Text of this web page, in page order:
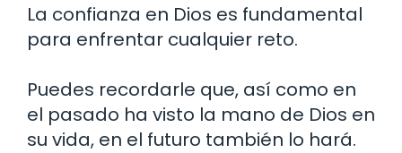
La confianza en Dios es fundamental
para enfrentar cualquier reto.
Puedes recordarle que, así como en
el pasado ha visto la mano de Dios en
su vida, en el futuro también lo hará.